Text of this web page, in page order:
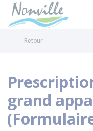
Retour
grand